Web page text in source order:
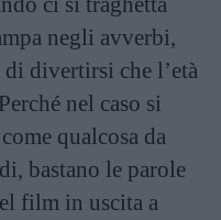
negli avverbi,
divertirsi che l’età
nel caso si
qualcosa da
bastano le parole
film in uscita a